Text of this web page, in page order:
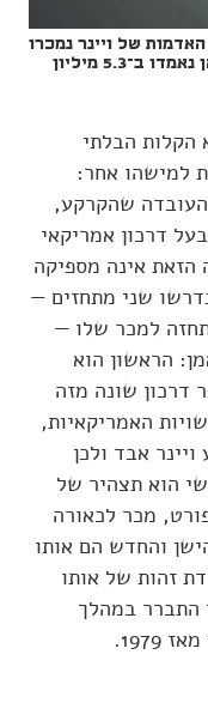
של ויינר נמכרו
ב־3 מיליון שקל, אף שעוד לפני הפשרתן הן נאמדו ב־5.3 מיליון
הקלות הבלתי
למישהו אחר:
שהקרקע,
דרכון אמריקאי
אינה מספיקה
שני מתחזים —
למכר שלו —
הראשון הוא
דרכון שונה מזה
האמריקאיות,
אבד ולכן
הוא תצהיר של
מכר לכאורה
והחדש הם אותו
זהות של אותו
התברר במהלך